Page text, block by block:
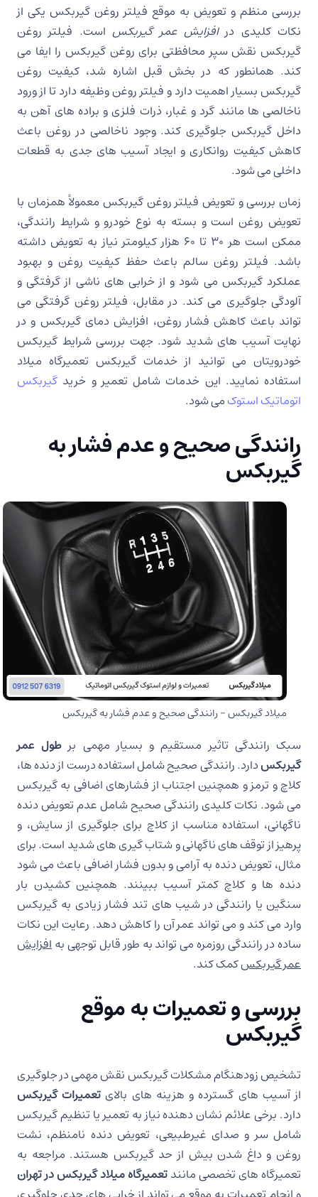
بررسی منظم و تعویض به موقع فیلتر روغن گیربکس یکی از
نکات کلیدی درافزایش عمر گیربکساست. فیلتر روغن
گیربکس نقش سپر محافظتی برای روغن گیربکس را ایفا می
کند. همانطور که در بخش قبل اشاره شد، کیفیت روغن
گیربکس بسیار اهمیت دارد و فیلتر روغن وظیفه دارد تا از ورود
ناخالصی ها مانند گرد و غبار، ذرات فلزی و براده های آهن به
داخل گیربکس جلوگیری کند. وجود ناخالصی در روغن باعث
کاهش کیفیت روانکاری و ایجاد آسیب های جدی به قطعات
داخلی می شود.
زمان بررسی و تعویض فیلتر روغن گیربکس معمولاً همزمان با
تعویض روغن است و بسته به نوع خودرو و شرایط رانندگی،
ممکن است هر 30 تا 60 هزار کیلومتر نیاز به تعویض داشته
باشد. فیلتر روغن سالم باعث حفظ کیفیت روغن و بهبود
عملکرد گیربکس می شود و از خرابی های ناشی از گرفتگی و
آلودگی جلوگیری می کند. در مقابل، فیلتر روغن گرفتگی می
تواند باعث کاهش فشار روغن، افزایش دمای گیربکس و در
نهایت آسیب های شدید شود. جهت بررسی شرایط گیربکس
خودرویتان می توانید از خدمات گیربکس تعمیرگاه میلاد
استفاده نمایید. این خدمات شامل تعمیر و خرید گیربکس
اتوماتیک استوکمی شود.
رانندگی صحیح و عدم فشار به
گیربکس
میلاد گیربکس – رانندگی صحیح و عدم فشار به گیربکس
سبک رانندگی تاثیر مستقیم و بسیار مهمی بر طول عمر
گیربکسدارد. رانندگی صحیح شامل استفاده درست از دنده ها،
کلاچ و ترمز و همچنین اجتناب از فشارهای اضافی به گیربکس
می شود. نکات کلیدی رانندگی صحیح شامل عدم تعویض دنده
ناگهانی، استفاده مناسب از کلاچ برای جلوگیری از سایش، و
پرهیز از توقف های ناگهانی و شتاب گیری های شدید است. برای
مثال، تعویض دنده به آرامی و بدون فشار اضافی باعث می شود
دنده ها و کلاچ کمتر آسیب ببینند. همچنین کشیدن بار
سنگین یا رانندگی در شیب های تند فشار زیادی به گیربکس
وارد می کند و می تواند عمر آن را کاهش دهد. رعایت این نکات
ساده در رانندگی روزمره می تواند به طور قابل توجهی بهافزایش
عمر گیربکسکمک کند.
بررسی و تعمیرات به موقع
گیربکس
تشخیص زودهنگام مشکلات گیربکس نقش مهمی در جلوگیری
از آسیب های گسترده و هزینه های بالای تعمیرات گیربکس
دارد. برخی علائم نشان دهنده نیاز به تعمیر یا تنظیم گیربکس
شامل سر و صدای غیرطبیعی، تعویض دنده نامنظم، نشت
روغن و داغ شدن بیش از حد گیربکس هستند. مراجعه به
تعمیرگاه های تخصصی مانندتعمیرگاه میلاد گیربکس در تهران